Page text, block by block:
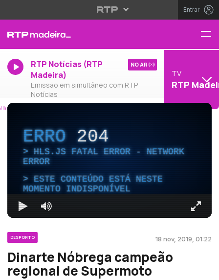
Entrar
RTP Notícias (RTP
Madeira)
Emissão em simultâneo com RTP
Notícias
NO AR
TV
RTP
ERRO204
HLS.JS FATAL ERROR - NETWORK
ERROR
ESTE CONTEÚDO ESTÁ NESTE
MOMENTO INDISPONÍVEL
DESPORTO 18 nov, 2019, 01:22
Dinarte Nóbrega campeão
regional de Supermoto